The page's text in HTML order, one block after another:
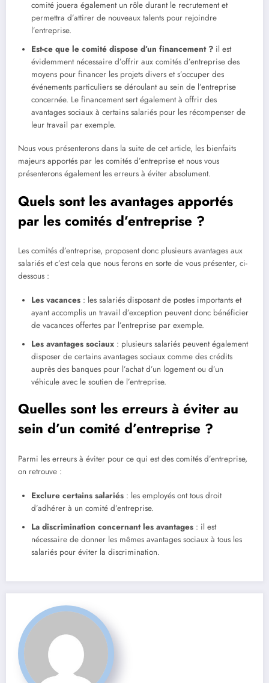
comité jouera également un rôle durant le recrutement et
permettra d’attirer de nouveaux talents pour rejoindre
l’entreprise.
Est-ce que le comité dispose d’un financement ? il est
évidemment nécessaire d’offrir aux comités d’entreprise des
moyens pour financer les projets divers et s’occuper des
événements particuliers se déroulant au sein de l’entreprise
concernée. Le financement sert également à offrir des
avantages sociaux à certains salariés pour les récompenser de
leur travail par exemple.
Nous vous présenterons dans la suite de cet article, les bienfaits
majeurs apportés par les comités d’entreprise et nous vous
présenterons également les erreurs à éviter absolument.
Quels sont les avantages apportés
par les comités d’entreprise ?
Les comités d’entreprise, proposent donc plusieurs avantages aux
salariés et c’est cela que nous ferons en sorte de vous présenter, ci-
dessous :
Les vacances : les salariés disposant de postes importants et
ayant accomplis un travail d’exception peuvent donc bénéficier
de vacances offertes par l’entreprise par exemple.
Les avantages sociaux : plusieurs salariés peuvent également
disposer de certains avantages sociaux comme des crédits
auprès des banques pour l’achat d’un logement ou d’un
véhicule avec le soutien de l’entreprise.
Quelles sont les erreurs à éviter au
sein d’un comité d’entreprise ?
Parmi les erreurs à éviter pour ce qui est des comités d’entreprise,
on retrouve :
Exclure certains salariés : les employés ont tous droit
d’adhérer à un comité d’entreprise.
La discrimination concernant les avantages : il est
nécessaire de donner les mêmes avantages sociaux à tous les
salariés pour éviter la discrimination.